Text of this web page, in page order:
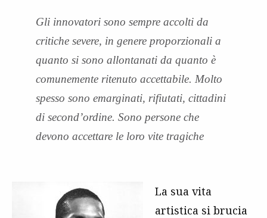
Gli innovatori sono sempre accolti da
critiche severe, in genere proporzionali a
quanto si sono allontanati da quanto è
comunemente ritenuto accettabile. Molto
spesso sono emarginati, rifiutati, cittadini
di second’ordine. Sono persone che
devono accettare le loro vite tragiche
La sua vita
artistica si brucia